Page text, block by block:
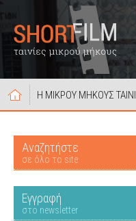
Η ΜΙΚΡΟΥ ΜΗΚΟΥΣ
Αναζητήστε
σε όλο το site
Εγγραφή
στο newsletter